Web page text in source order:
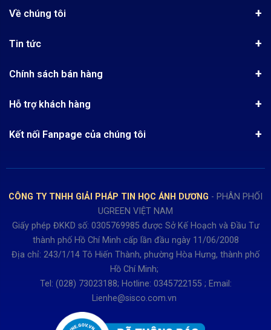
Về chúng tôi
Quy chế hoạt động
Tra cứu đơn hàng
Tin tức
Công nghệ - Sản phẩm mới
Review sản phẩm
Chính sách bán hàng
Chính sách Hủy, Đổi, Trả hàng
Hướng dẫn đăng ký tài khoản
Hỗ trợ khách hàng
Thời gian làm việc từ Thứ 2- Thứ 7
Buổi chiều từ 13h15 đến 17h30
Thứ 7 làm đến 15h30 chiều.
Kết nối Fanpage của chúng tôi
CÔNG TY TNHH GIẢI PHÁP TIN HỌC ÁNH DƯƠNG - PHÂN PHỐI
UGREEN VIỆT NAM
Giấy phép ĐKKD số: 0305769985 được Sở Kế Hoạch và Đầu Tư
thành phố Hồ Chí Minh cấp lần đầu ngày 11/06/2008
Địa chỉ: 243/1/14 Tô Hiến Thành, phường Hòa Hưng, thành phố
Hồ Chí Minh;
Tel: (028) 73023188; Hotline: 0345722155 ; Email:
Lienhe@sisco.com.vn